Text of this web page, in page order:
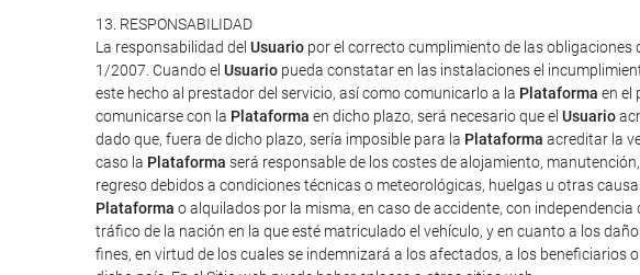
13. RESPONSABILIDAD
La responsabilidad del Usuario por el correcto cumplimiento de las
1/2007. Cuando el Usuario pueda constatar en las instalaciones el
este hecho al prestador del servicio, así como comunicarlo a la Plataforma en el
comunicarse con la Plataforma en dicho plazo, será necesario que el Usuario
dado que, fuera de dicho plazo, sería imposible para la Plataforma acreditar la
caso la Plataforma será responsable de los costes de alojamiento,
regreso debidos a condiciones técnicas o meteorológicas, huelgas u otras
Plataforma o alquilados por la misma, en caso de accidente, con independencia
tráfico de la nación en la que esté matriculado el vehículo, y en cuanto a los
fines, en virtud de los cuales se indemnizará a los afectados, a los beneficiarios